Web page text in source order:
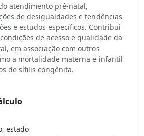
atendimento pré-natal,
de desigualdades e tendências
e estudos específicos. Contribui
de acesso e qualidade da
em associação com outros
a mortalidade materna e infantil
de sífilis congênita.
estado